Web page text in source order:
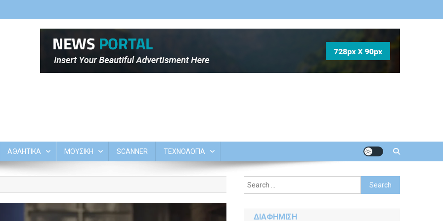
ΑΘΛΗΤΙΚΑ ΜΟΥΣΙΚΗ SCANNER ΤΕΧΝΟΛΟΓΙΑ
Search
for:
ΔΙΑΦΗΜΙΣΗ